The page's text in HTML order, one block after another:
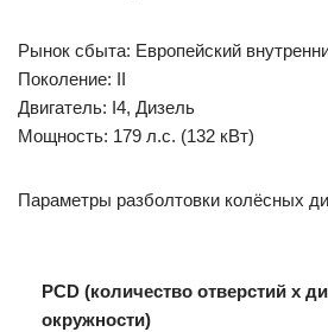
Рынок сбыта: Европейский
Поколение: II
Двигатель: I4, Дизель
Мощность: 179 л.с. (132 кВт)
Параметры разболтовки колёсных
PCD (количество отверстий x
окружности)